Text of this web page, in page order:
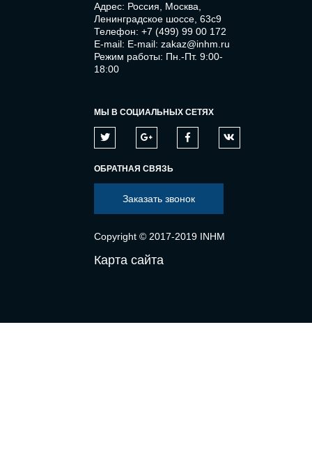
Адрес: Россия, Москва,
Ленинградское шоссе, 63с9
Телефон: +7 (499) 99 00 172
E-mail: E-mail: zakaz@inhm.ru
Режим работы: Пн.-Пт. 9:00-
18:00
МЫ В СОЦИАЛЬНЫХ СЕТЯХ
ОБРАТНАЯ СВЯЗЬ
Заказать звонок
Copyright © 2017-2019 INHM
Карта сайта